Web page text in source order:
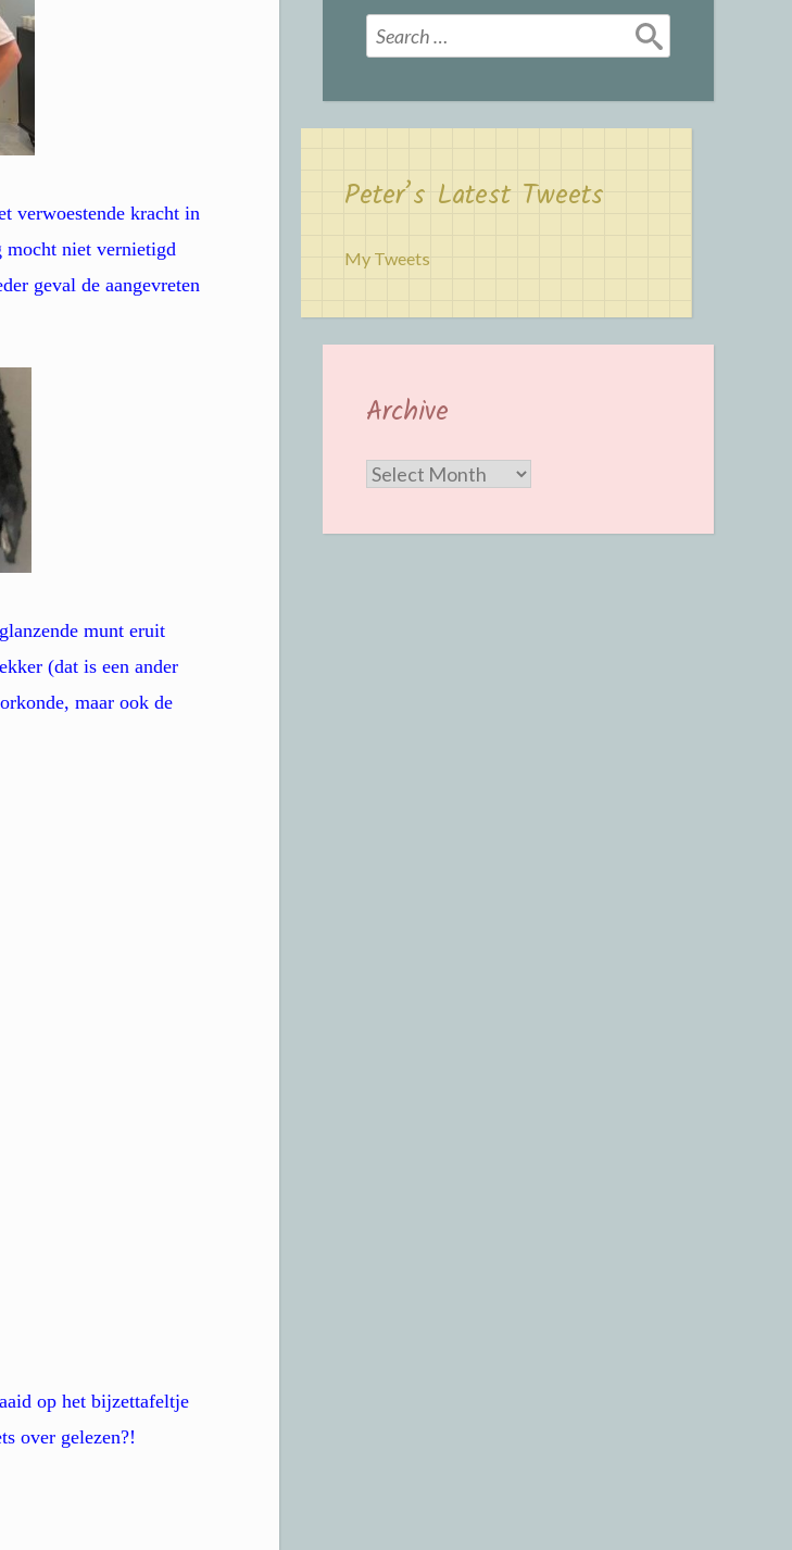
verwoestende kracht in
mocht niet vernietigd
geval de aangevreten
munt eruit
(dat is een ander
maar ook de
op het bijzettafeltje
over gelezen?!
Search
for:
Peter’s Latest Tweets
My Tweets
Archive
Archive